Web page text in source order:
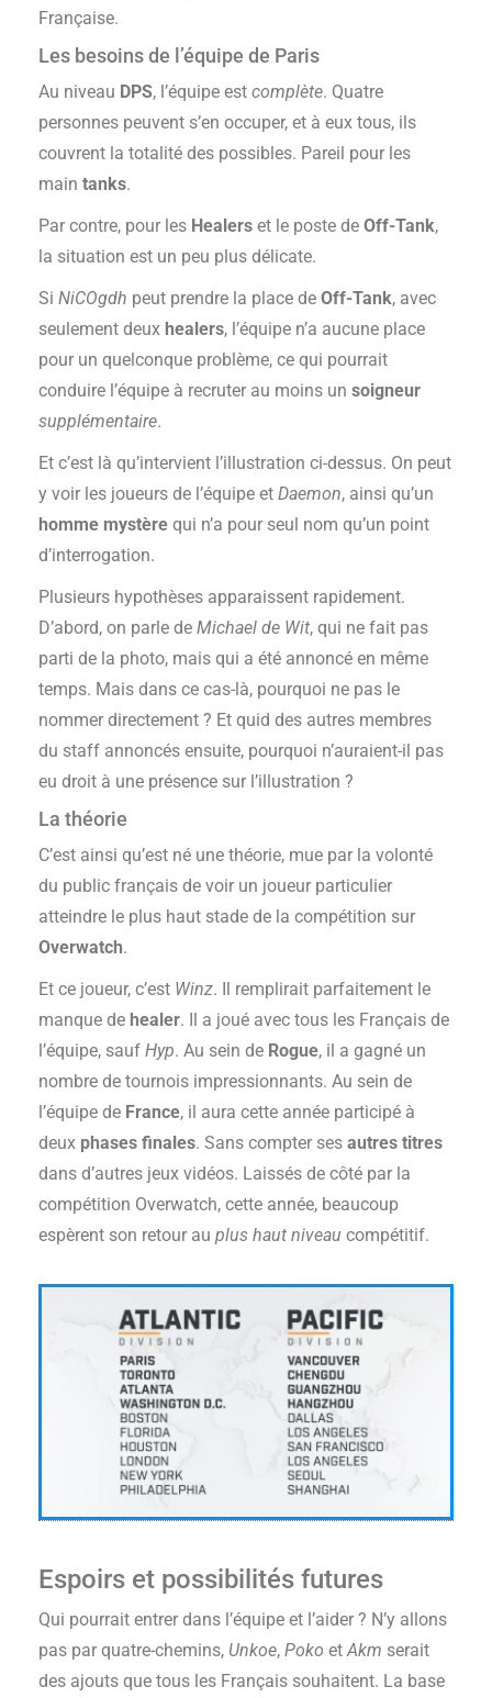
Française.
Les besoins de l’équipe de Paris
Au niveau DPS, l’équipe est complète. Quatre
personnes peuvent s’en occuper, et à eux tous, ils
couvrent la totalité des possibles. Pareil pour les
main tanks.
Par contre, pour les Healers et le poste de Off-Tank,
la situation est un peu plus délicate.
Si NiCOgdh peut prendre la place de Off-Tank, avec
seulement deux healers, l’équipe n’a aucune place
pour un quelconque problème, ce qui pourrait
conduire l’équipe à recruter au moins un soigneur
supplémentaire.
Et c’est là qu’intervient l’illustration ci-dessus. On peut
y voir les joueurs de l’équipe et Daemon, ainsi qu’un
homme mystère qui n’a pour seul nom qu’un point
d’interrogation.
Plusieurs hypothèses apparaissent rapidement.
D’abord, on parle de Michael de Wit, qui ne fait pas
parti de la photo, mais qui a été annoncé en même
temps. Mais dans ce cas-là, pourquoi ne pas le
nommer directement ? Et quid des autres membres
du staff annoncés ensuite, pourquoi n’auraient-il pas
eu droit à une présence sur l’illustration ?
La théorie
C’est ainsi qu’est né une théorie, mue par la volonté
du public français de voir un joueur particulier
atteindre le plus haut stade de la compétition sur
Overwatch.
Et ce joueur, c’est Winz. Il remplirait parfaitement le
manque de healer. Il a joué avec tous les Français de
l’équipe, sauf Hyp. Au sein de Rogue, il a gagné un
nombre de tournois impressionnants. Au sein de
l’équipe de France, il aura cette année participé à
deux phases finales. Sans compter ses autres titres
dans d’autres jeux vidéos. Laissés de côté par la
compétition Overwatch, cette année, beaucoup
espèrent son retour au plus haut niveau compétitif.
Espoirs et possibilités futures
Qui pourrait entrer dans l’équipe et l’aider ? N’y allons
pas par quatre-chemins, Unkoe, Poko etAkm serait
des ajouts que tous les Français souhaitent. La base